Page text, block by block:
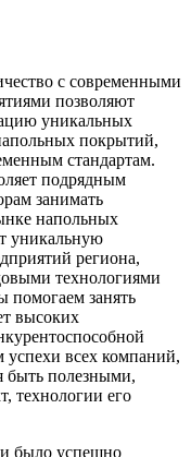
с современными
позволяют
уникальных
покрытий,
стандартам.
подрядным
занимать
напольных
уникальную
региона,
технологиями
помогаем занять
высоких
всех компаний,
быть полезными,
технологии его
было успешно